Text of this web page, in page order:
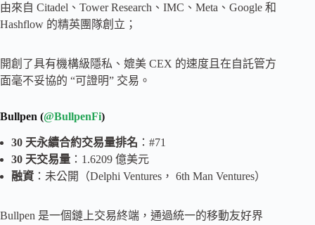
由來自 Citadel、Tower Research、IMC、Meta、Google 和
Hashflow 的精英團隊創立；
開創了具有機構級隱私、媲美 CEX 的速度且在自託管方
面毫不妥協的 “可證明” 交易。
Bullpen (@BullpenFi)
30 天永續合約交易量排名 ：#71
30 天交易量 ：1.6209 億美元
融資 ：未公開（Delphi Ventures， 6th Man Ventures）
Bullpen 是一個鏈上交易終端，通過統一的移動友好界